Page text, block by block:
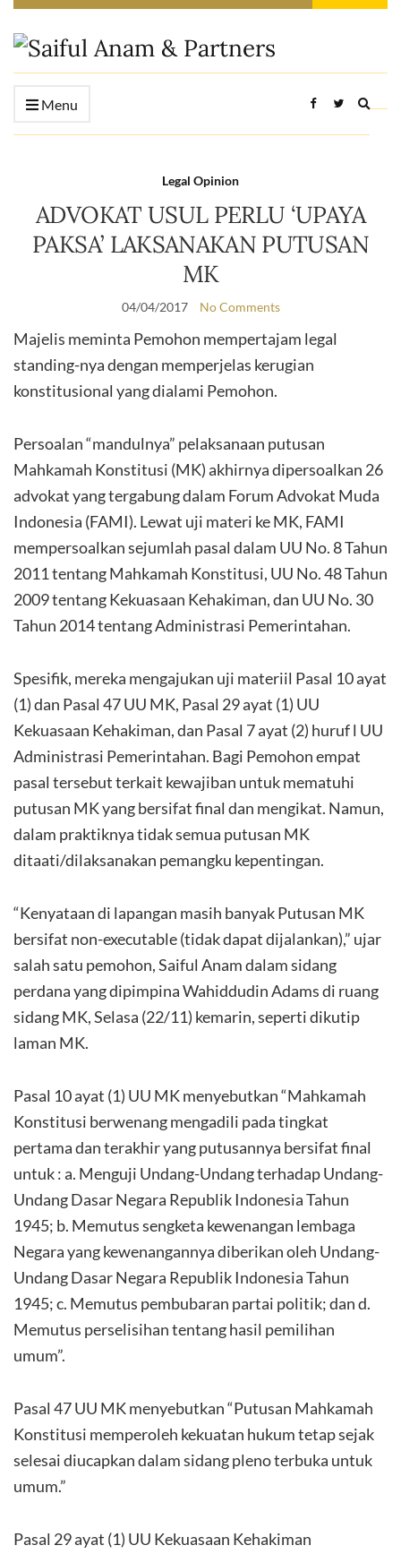
Menu
form
Legal Opinion
ADVOKAT USUL PERLU ‘UPAYA
PAKSA’ LAKSANAKAN PUTUSAN
MK
04/04/2017 No Comments
Majelis meminta Pemohon mempertajam legal
standing-nya dengan memperjelas kerugian
konstitusional yang dialami Pemohon.
Persoalan “mandulnya” pelaksanaan putusan
Mahkamah Konstitusi (MK) akhirnya dipersoalkan 26
advokat yang tergabung dalam Forum Advokat Muda
Indonesia (FAMI). Lewat uji materi ke MK, FAMI
mempersoalkan sejumlah pasal dalam UU No. 8 Tahun
2011 tentang Mahkamah Konstitusi, UU No. 48 Tahun
2009 tentang Kekuasaan Kehakiman, dan UU No. 30
Tahun 2014 tentang Administrasi Pemerintahan.
Spesifik, mereka mengajukan uji materiil Pasal 10 ayat
(1) dan Pasal 47 UU MK, Pasal 29 ayat (1) UU
Kekuasaan Kehakiman, dan Pasal 7 ayat (2) huruf l UU
Administrasi Pemerintahan. Bagi Pemohon empat
pasal tersebut terkait kewajiban untuk mematuhi
putusan MK yang bersifat final dan mengikat. Namun,
dalam praktiknya tidak semua putusan MK
ditaati/dilaksanakan pemangku kepentingan.
“Kenyataan di lapangan masih banyak Putusan MK
bersifat non-executable (tidak dapat dijalankan),” ujar
salah satu pemohon, Saiful Anam dalam sidang
perdana yang dipimpina Wahiddudin Adams di ruang
sidang MK, Selasa (22/11) kemarin, seperti dikutip
laman MK.
Pasal 10 ayat (1) UU MK menyebutkan “Mahkamah
Konstitusi berwenang mengadili pada tingkat
pertama dan terakhir yang putusannya bersifat final
untuk : a. Menguji Undang-Undang terhadap Undang-
Undang Dasar Negara Republik Indonesia Tahun
1945; b. Memutus sengketa kewenangan lembaga
Negara yang kewenangannya diberikan oleh Undang-
Undang Dasar Negara Republik Indonesia Tahun
1945; c. Memutus pembubaran partai politik; dan d.
Memutus perselisihan tentang hasil pemilihan
umum”.
Pasal 47 UU MK menyebutkan “Putusan Mahkamah
Konstitusi memperoleh kekuatan hukum tetap sejak
selesai diucapkan dalam sidang pleno terbuka untuk
umum.”
Pasal 29 ayat (1) UU Kekuasaan Kehakiman